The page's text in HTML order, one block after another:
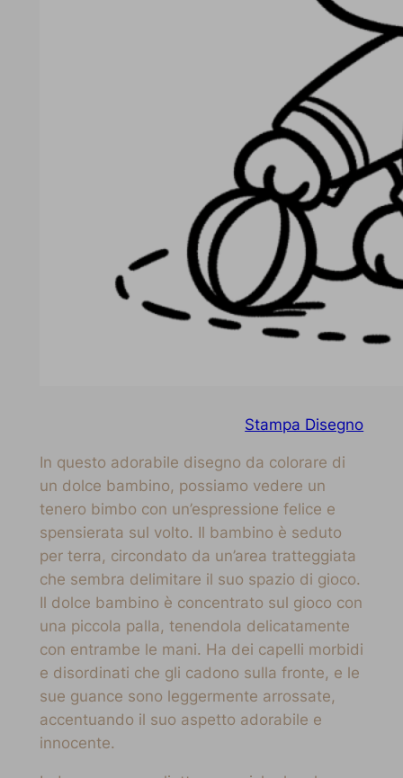
Stampa Disegno
In questo adorabile disegno da colorare di
un dolce bambino, possiamo vedere un
tenero bimbo con un’espressione felice e
spensierata sul volto. Il bambino è seduto
per terra, circondato da un’area tratteggiata
che sembra delimitare il suo spazio di gioco.
Il dolce bambino è concentrato sul gioco con
una piccola palla, tenendola delicatamente
con entrambe le mani. Ha dei capelli morbidi
e disordinati che gli cadono sulla fronte, e le
sue guance sono leggermente arrossate,
accentuando il suo aspetto adorabile e
innocente.